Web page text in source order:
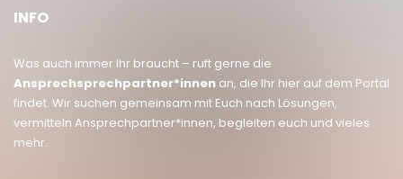
INFO
Was auch immer Ihr braucht – ruft gerne die
Ansprechsprechpartner*innen an, die Ihr hier auf dem Portal
findet. Wir suchen gemeinsam mit Euch nach Lösungen,
vermitteln Ansprechpartner*innen, begleiten euch und vieles
mehr.